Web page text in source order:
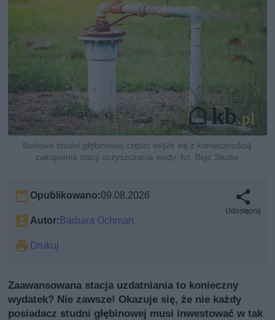
Budowa studni głębinowej często wiąże się z koniecznością
zakupienia stacji oczyszczania wody, fot. Bigc Studio
Opublikowano:09.08.2026
Autor:Barbara Ochman
Drukuj
Udostępnij
Zaawansowana stacja uzdatniania to konieczny
wydatek? Nie zawsze! Okazuje się, że nie każdy
posiadacz studni głębinowej musi inwestować w tak